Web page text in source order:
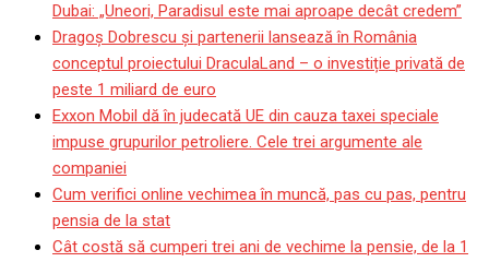
Dubai: „Uneori, Paradisul este mai aproape decât credem”
Dragoş Dobrescu şi partenerii lansează în România
conceptul proiectului DraculaLand – o investiție privată de
peste 1 miliard de euro
Exxon Mobil dă în judecată UE din cauza taxei speciale
impuse grupurilor petroliere. Cele trei argumente ale
companiei
Cum verifici online vechimea în muncă, pas cu pas, pentru
pensia de la stat
Cât costă să cumperi trei ani de vechime la pensie, de la 1